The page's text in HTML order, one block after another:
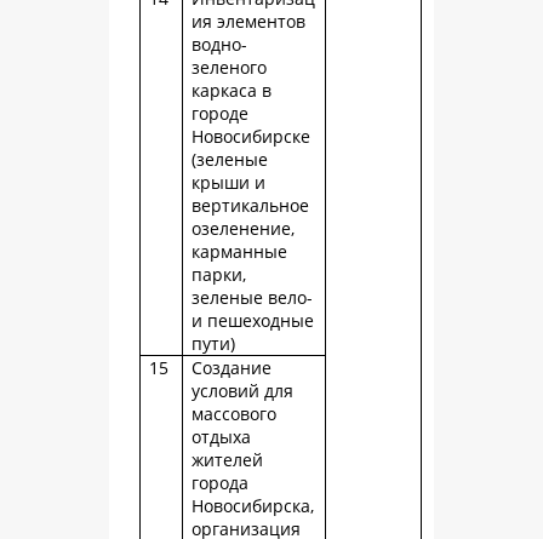
ия элементов
водно-
зеленого
каркаса в
городе
Новосибирске
(зеленые
крыши и
вертикальное
озеленение,
карманные
парки,
зеленые вело-
и пешеходные
пути)
15
Создание
условий для
массового
отдыха
жителей
города
Новосибирска,
организация